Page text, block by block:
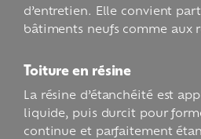
d’entretien. Elle convient
bâtiments neufs comme aux
Toiture en résine
La résine d’étanchéité est
liquide, puis durcit pour
continue et parfaitement